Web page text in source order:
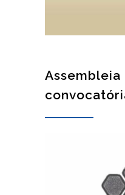
Assembleia